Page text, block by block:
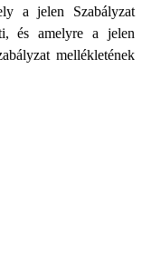
a jelen Szabályzat
és amelyre a jelen
mellékletének